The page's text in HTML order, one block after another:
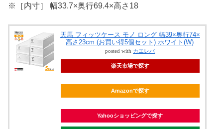
※［内寸］ 幅33.7×奥行69.4×高さ18
天馬 フィッツケース モノ ロング 幅39×奥行74×
高さ23cm (お買い得5個セット) ホワイト(W)
posted with カエレバ
楽天市場で探す
Amazonで探す
Yahooショッピングで探す